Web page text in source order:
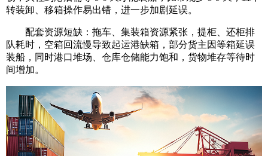
转装卸、移箱操作易出错，进一步加剧延误。
配套资源短缺：拖车、集装箱资源紧张，提柜、还柜排
队耗时，空箱回流慢导致起运港缺箱，部分货主因等箱延误
装船，同时港口堆场、仓库仓储能力饱和，货物堆存等待时
间增加。